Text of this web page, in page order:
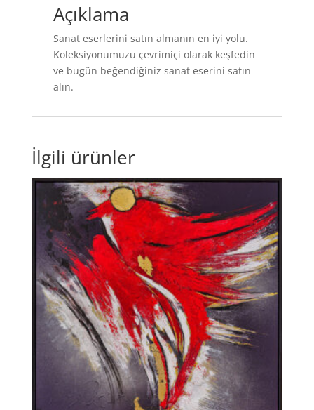
Açıklama
Sanat eserlerini satın almanın en iyi yolu.
Koleksiyonumuzu çevrimiçi olarak keşfedin
ve bugün beğendiğiniz sanat eserini satın
alın.
İlgili ürünler